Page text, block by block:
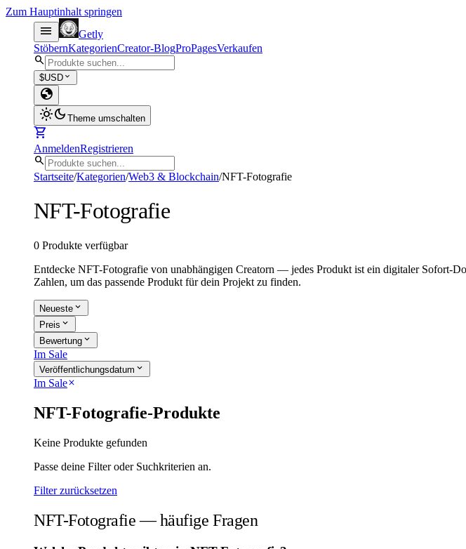
Zum Hauptinhalt springen
menu
Getly
StöbernKategorienCreator-BlogProPagesVerkaufen
search
$USD expand_more
globe
light_modedark_mode Theme umschalten
shopping_cart
AnmeldenRegistrieren
search
Startseite/Kategorien/Web3 & Blockchain/NFT-Fotografie
NFT-Fotografie
0 Produkte verfügbar
Entdecke NFT-Fotografie von unabhängigen Creatorn — jedes Produkt ist ein digitaler Sofort-
Zahlen, um das passende Produkt für dein Projekt zu finden.
Neueste expand_more
Preis expand_more
Bewertung expand_more
Im Sale
Veröffentlichungsdatum expand_more
Im Saleclose
NFT-Fotografie-Produkte
Keine Produkte gefunden
Passe deine Filter oder Suchkriterien an.
Filter zurücksetzen
NFT-Fotografie — häufige Fragen